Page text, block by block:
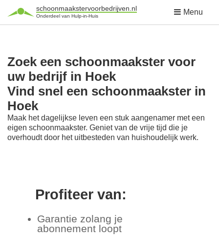
schoonmaakstervoorbedrijven.nl
Onderdeel van Hulp-in-Huis Menu
Zoek een schoonmaakster voor
uw bedrijf in Hoek
Vind snel een schoonmaakster in
Hoek
Maak het dagelijkse leven een stuk aangenamer met een
eigen schoonmaakster. Geniet van de vrije tijd die je
overhoudt door het uitbesteden van huishoudelijk werk.
Profiteer van:
Garantie zolang je
abonnement loopt